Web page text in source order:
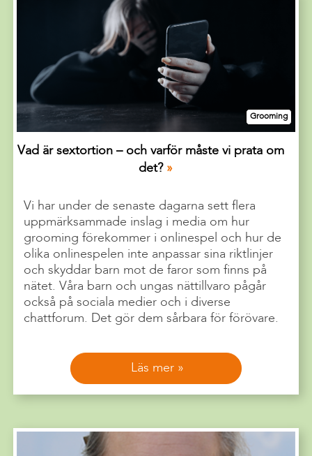
Grooming
Vad är sextortion – och varför måste vi prata om
det?
Vi har under de senaste dagarna sett flera
uppmärksammade inslag i media om hur
grooming förekommer i onlinespel och hur de
olika onlinespelen inte anpassar sina riktlinjer
och skyddar barn mot de faror som finns på
nätet. Våra barn och ungas nättillvaro pågår
också på sociala medier och i diverse
chattforum. Det gör dem sårbara för förövare.
Läs mer